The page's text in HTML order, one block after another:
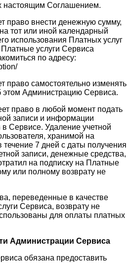
настоящим Соглашением.
право внести денежную сумму,
тот или иной календарный
использования Платных услуг
услуги Сервиса
по адресу:
право самостоятельно изменять
этом Администрацию Сервиса.
право в любой момент подать
записи и информации
Сервисе. Удаление учетной
хранимой на
7 дней с даты получения
записи, денежные средства,
на подписку на Платные
или полному возврату не
переведенные в качестве
Сервиса, возврату не
для оплаты платных
Администрации Сервиса
обязана предоставить